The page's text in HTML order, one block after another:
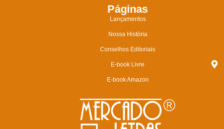
Páginas
Lançamentos
Nossa História
Conselhos Editoriais
E-book Livre
E-book Amazon